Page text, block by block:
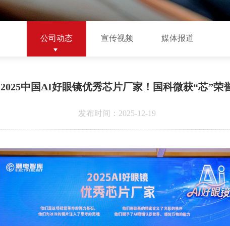
公司动态 宣传视频 媒体报道
2025中国AI好眼镜优秀芯片厂家！国科微获“芯”荣
发布时间：2025-12-19